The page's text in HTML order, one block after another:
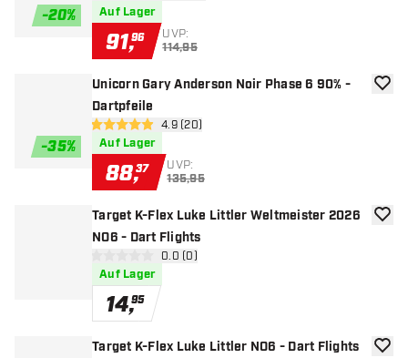
-20% Auf Lager
91,96 UVP:
114,95
-35%
Unicorn Gary Anderson Noir Phase 6 90% -
Dartpfeile
Bewertungsbereich öffnen
4.9 Bewertungssterne
4.9 (20)
Auf Lager
88,37 UVP:
135,95
Zur
Target K-Flex Luke Littler Weltmeister 2026
NO6 - Dart Flights
Bewertungsbereich öffnen
0 Bewertungssterne
0.0 (0)
Auf Lager
14,95
Zur
Target K-Flex Luke Littler NO6 - Dart Flights